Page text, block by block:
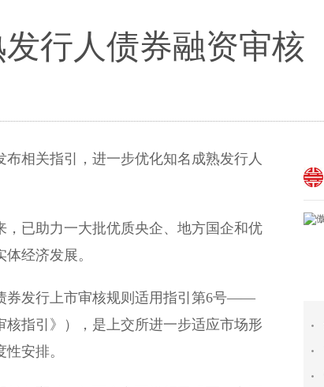
发行人债券融资审核
相关指引，进一步优化知名成熟发行人
已助力一大批优质央企、地方国企和优
经济发展。
发行上市审核规则适用指引第6号——
指引》），是上交所进一步适应市场形
安排。